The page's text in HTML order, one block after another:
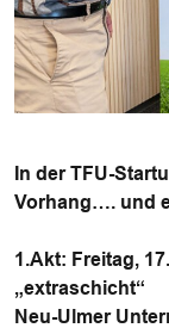
In der TFU-
Vorhang…. und
1.Akt: Freitag,
„extraschicht“
Neu-Ulmer